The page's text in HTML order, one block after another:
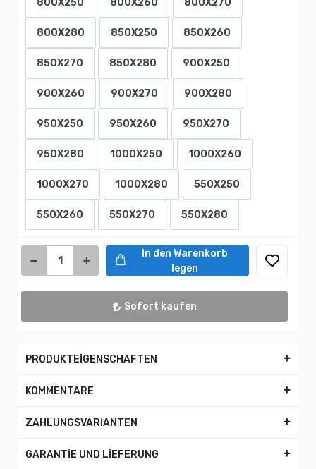
800X250 800X260 800X270
800X280 850X250 850X260
850X270 850X280 900X250
900X260 900X270 900X280
950X250 950X260 950X270
950X280 1000X250 1000X260
1000X270 1000X280 550X250
550X260 550X270 550X280
In den Warenkorb
legen
Sofort kaufen
PRODUKTEİGENSCHAFTEN
KOMMENTARE
ZAHLUNGSVARİANTEN
GARANTİE UND LİEFERUNG